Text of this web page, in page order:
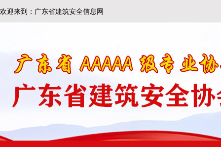
欢迎来到：广东省建筑安全信息网